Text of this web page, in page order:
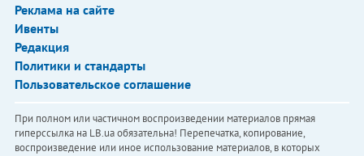
Реклама на сайте
Ивенты
Редакция
Политики и стандарты
Пользовательское соглашение
При полном или частичном воспроизведении материалов прямая
гиперссылка на LB.ua обязательна! Перепечатка, копирование,
воспроизведение или иное использование материалов, в которых